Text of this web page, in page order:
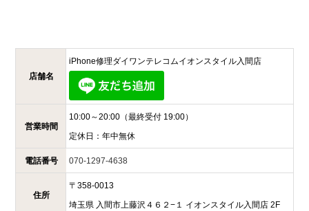
店舗名
iPhone修理ダイワンテレコムイオンスタイル入間店
営業時間
10:00～20:00（最終受付 19:00）
定休日： 年中無休
電話番号 070-1297-4638
住所
〒 358-0013
埼玉県 入間市上藤沢４６２−１ イオンスタイル入間店 2F